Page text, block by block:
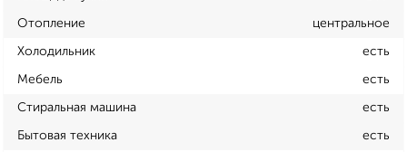
Отопление центральное
Холодильник есть
Мебель есть
Стиральная машина есть
Бытовая техника есть